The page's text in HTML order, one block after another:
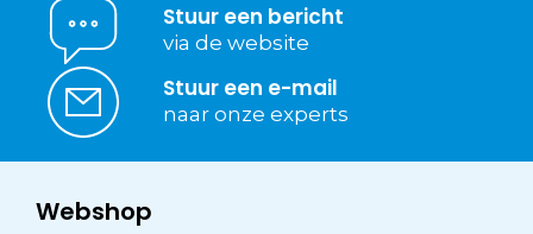
Stuur een bericht
via de website
Stuur een e-mail
naar onze experts
Webshop